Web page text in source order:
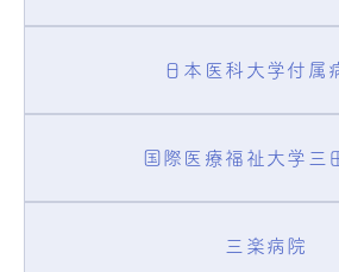
日本医科大学付属
国際医療福祉大学三
三楽病院